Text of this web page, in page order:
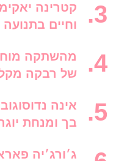
קטרינה
וחיים
מהשתקה
של רבקה
אינה
בך ומנחת
ג׳ורג׳יה